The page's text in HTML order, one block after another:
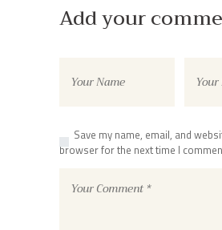
Add your
Save my name, email, and
browser for the next time I